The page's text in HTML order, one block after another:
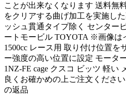
ことが出来なくなります 送料無
をクリアする曲げ加工を実施し
ッシュ貫通タイプ除く センター
ートモービル TOYOTA ※画像は
1500cc レース用 取り付け位置を
ー強度の高い位置に設定 モータ
1NZ-FE cage クスコ ビッツ 軽い
良くお確かめの上ご注文くださ
の返品